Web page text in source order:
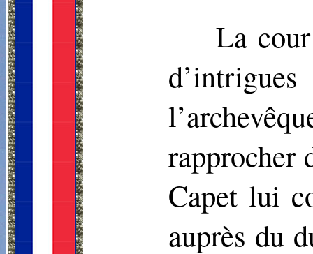
La
rapprocher
Capet lui
auprès du